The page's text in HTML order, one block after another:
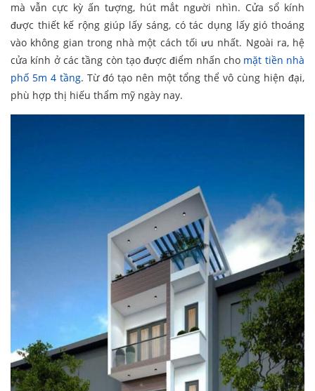
mà vẫn cực kỳ ấn tượng, hút mắt người nhìn. Cửa sổ kính
được thiết kế rộng giúp lấy sáng, có tác dụng lấy gió thoáng
vào không gian trong nhà một cách tối ưu nhất. Ngoài ra, hệ
cửa kính ở các tầng còn tạo được điểm nhấn cho mặt tiền nhà
phố 5m 4 tầng. Từ đó tạo nên một tổng thể vô cùng hiện đại,
phù hợp thị hiếu thẩm mỹ ngày nay.